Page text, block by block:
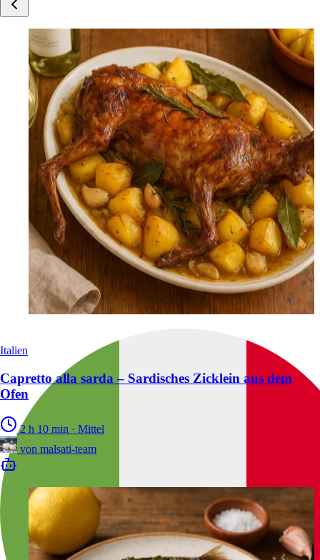
Italien
Capretto alla sarda – Sardisches Zicklein aus dem
Ofen
2 h 10 min · Mittel
von malsati-team